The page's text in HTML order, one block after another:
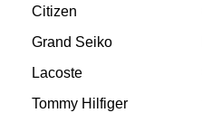
Citizen
Grand Seiko
Lacoste
Tommy Hilfiger